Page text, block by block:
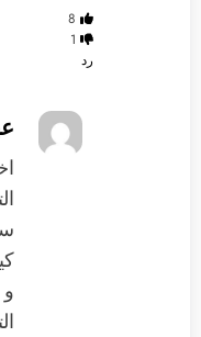
8
1
رد